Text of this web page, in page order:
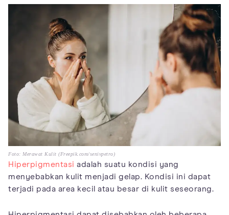
Foto: Merawat Kulit (Freepik.com/senivpetro)
Hiperpigmentasi adalah suatu kondisi yang
menyebabkan kulit menjadi gelap. Kondisi ini dapat
terjadi pada area kecil atau besar di kulit seseorang.